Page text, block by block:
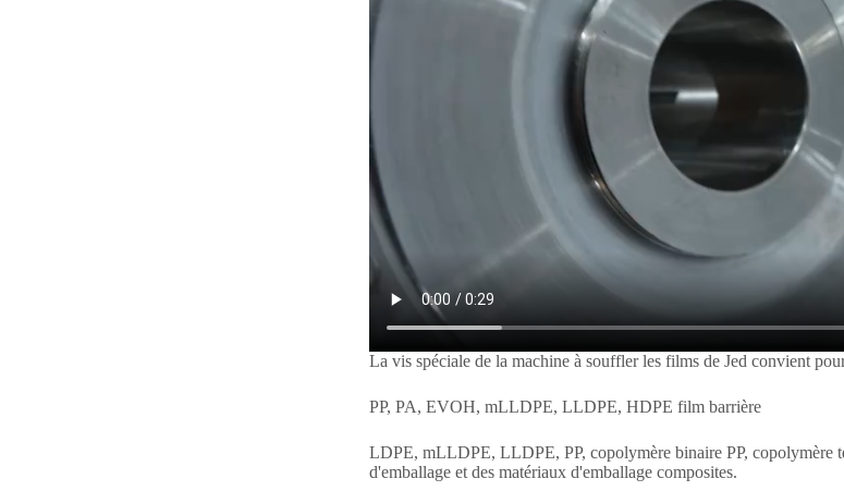
La vis spéciale de la machine à souffler les films de Jed convient
PP, PA, EVOH, mLLDPE, LLDPE, HDPE film barrière
LDPE, mLLDPE, LLDPE, PP, copolymère binaire PP, copolymère
d'emballage et des matériaux d'emballage composites.